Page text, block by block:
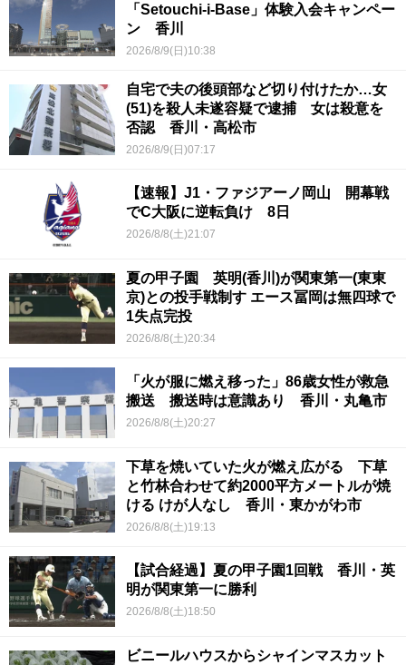
「Setouchi-i-Base」体験入会キャンペー
ン 香川
2026/8/9(日)10:38
自宅で夫の後頭部など切り付けたか…女
(51)を殺人未遂容疑で逮捕 女は殺意を
否認 香川・高松市
2026/8/9(日)07:17
【速報】J1・ファジアーノ岡山 開幕戦
でC大阪に逆転負け 8日
2026/8/8(土)21:07
夏の甲子園 英明(香川)が関東第一(東東
京)との投手戦制す エース冨岡は無四球で
1失点完投
2026/8/8(土)20:34
「火が服に燃え移った」86歳女性が救急
搬送 搬送時は意識あり 香川・丸亀市
2026/8/8(土)20:27
下草を焼いていた火が燃え広がる 下草
と竹林合わせて約2000平方メートルが焼
ける けが人なし 香川・東かがわ市
2026/8/8(土)19:13
【試合経過】夏の甲子園1回戦 香川・英
明が関東第一に勝利
2026/8/8(土)18:50
ビニールハウスからシャインマスカット